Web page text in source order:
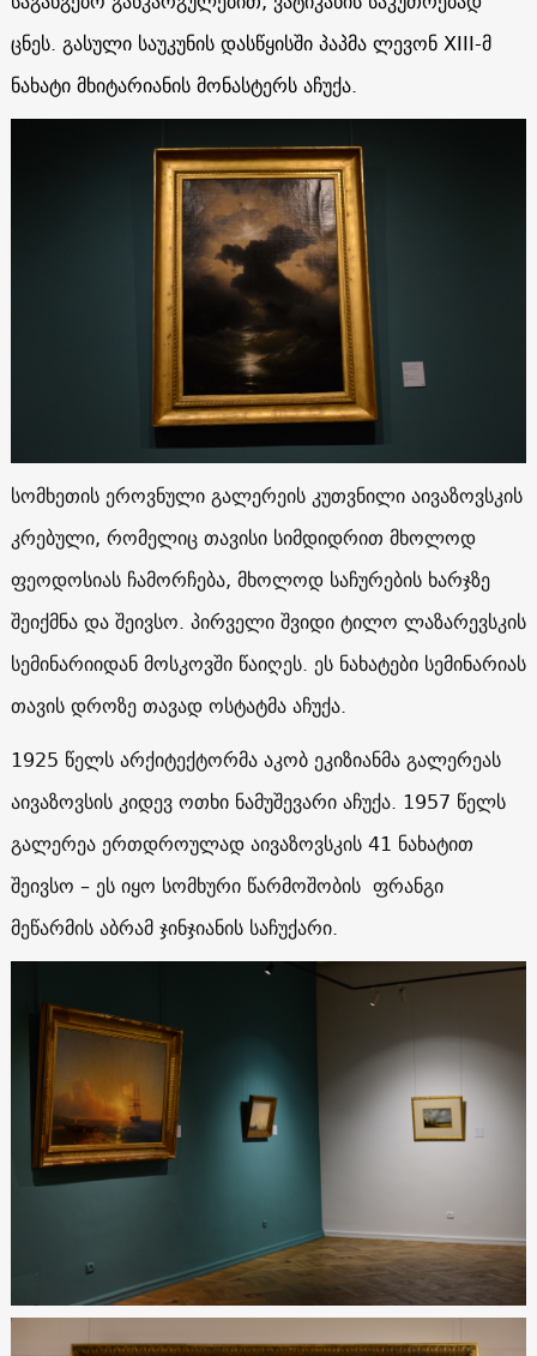
ცნეს. გასული საუკუნის დასწყისში პაპმა ლევონ XIII-მ
ნახატი მხიტარიანის მონასტერს აჩუქა.
სომხეთის ეროვნული გალერეის კუთვნილი აივაზოვსკის
კრებული, რომელიც თავისი სიმდიდრით მხოლოდ
ფეოდოსიას ჩამორჩება, მხოლოდ საჩურების ხარჯზე
შეიქმნა და შეივსო. პირველი შვიდი ტილო ლაზარევსკის
სემინარიიდან მოსკოვში წაიღეს. ეს ნახატები სემინარიას
თავის დროზე თავად ოსტატმა აჩუქა.
1925 წელს არქიტექტორმა აკობ ეკიზიანმა გალერეას
აივაზოვსის კიდევ ოთხი ნამუშევარი აჩუქა. 1957 წელს
გალერეა ერთდროულად აივაზოვსკის 41 ნახატით
შეივსო – ეს იყო სომხური წარმოშობის ფრანგი
მეწარმის აბრამ ჯინჯიანის საჩუქარი.